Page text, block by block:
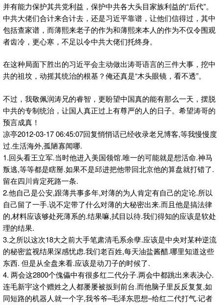
并有能力保护其共党利益，保护中共各大头目家族利益的“后代”。
中共大佬们合计来合计去，还是习近平靠谱，让他们信得过，其中
包括查家谱，而薄熙来老子的作为和薄熙来本人的作为不仅令围观
者齿冷，更心寒，不足以令中共大佬们托终身。
在这种局面下胜出的习近平会主动做出涛哥语言的三件大事，挖中
共的祖坟，动摇其统治的根基？俺还真是“木头眼镜，看不透”。
不过，我敬佩润涛兄的睿智，更盼望中国真的能有那么一天，摆脱
中共的专制统治，让国人真正过上有尊严的人的日子。希望涛哥的
预言成真！
凉亭2012-03-17 06:45:07回复悄悄话已经收录老兄博客,等我慢慢度
过.生活海外,孤陋寡闻哪.
1.回头看王立军.当时他进入美国领馆.唯一的可能就是想活命.神马
叛逃,等等都是瞎掰.如果不是邱进把他带回北京他的算盘就打错了.
留在四川肯定死路一条.
2.他自己是公安,跟薄共事多年,对薄的为人肯定有自己的定论.所以
自己留了一手.说不定带了什么对薄的大秘密出来.而且他是搞法律
的,材料应该够处死薄系的.结果嘛,拭目以待.我们得知的应该是软处
理的结果.
3.之所以这次18大之前大手笔肃清毛系余孽.应该是中央对某种逆流
的秘密监视结果深感忧虑.我们老百姓,每天油盐酱醋.哪里知道这些
东西. 但是从全盘来看.应该是动刀子的时候了.
4. 两会这2800个傀儡中有很多红二代分子.两会中都跳出来表决心.
连毛新宇这个赠姓之人都屡屡被扳到前台.而他脑子里反反复复,如
同短路的机器人就一个字,我爷爷–毛泽东思想–给红二代打气.记者